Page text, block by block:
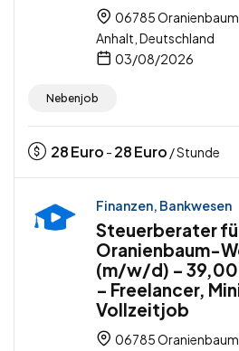
06785
Anhalt, Deutschland
03/08/2026
Nebenjob
28Euro - 28Euro / Stunde
Finanzen, Bankwesen
Steuerberater
Oranienbaum-
(m/w/d) –
– Freelancer,
Vollzeitjob
06785